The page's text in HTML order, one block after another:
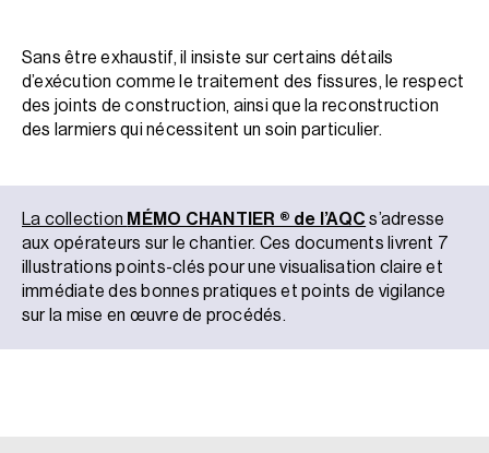
Sans être exhaustif, il insiste sur certains détails
d’exécution comme le traitement des fissures, le respect
des joints de construction, ainsi que la reconstruction
des larmiers qui nécessitent un soin particulier.
La collection MÉMO CHANTIER ® de l’AQC s’adresse
aux opérateurs sur le chantier. Ces documents livrent 7
illustrations points-clés pour une visualisation claire et
immédiate des bonnes pratiques et points de vigilance
sur la mise en œuvre de procédés.